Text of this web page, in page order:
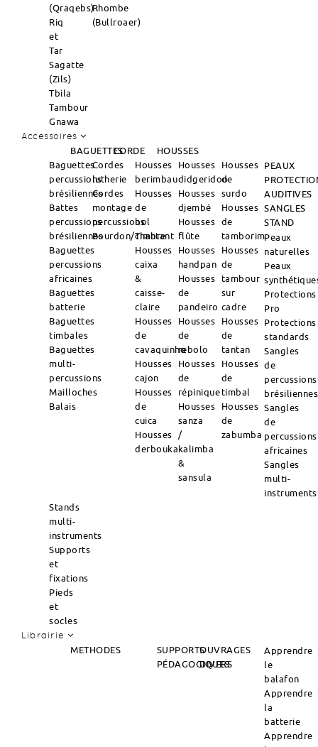
(Qraqebs)
Riq
et
Tar
Sagatte
(Zils)
Tbila
Tambour
Gnawa
Rhombe
(Bullroaer)
Accessoires
BAGUETTESCORDE
HOUSSES
Baguettes
percussions
brésiliennes
Battes
percussions
brésiliennes
Baguettes
percussions
africaines
Baguettes
batterie
Baguettes
timbales
Baguettes
multi-
percussions
Mailloches
Balais
Cordes
lutherie
Cordes
montage
percussions
Bourdon/Timbre
Housses
berimbau
Housses
de
bol
chantant
Housses
caixa
&
caisse-
claire
Housses
de
cavaquinho
Housses
cajon
Housses
de
cuica
Housses
derbouka
Housses
didgeridoo
Housses
djembé
Housses
flûte
Housses
handpan
Housses
de
pandeiro
Housses
de
rebolo
Housses
de
répinique
Housses
sanza
/
kalimba
&
sansula
Housses
de
surdo
Housses
de
tamborim
Housses
de
tambour
sur
cadre
Housses
de
tantan
Housses
de
timbal
Housses
de
zabumba
PEAUX
AUDITIVES
SANGLES
STAND
Peaux
naturelles
Peaux
Protections
Pro
Protections
standards
Sangles
de
percussions
brésiliennes
Sangles
de
percussions
africaines
Sangles
multi-
instruments
Stands
multi-
instruments
Supports
et
fixations
Pieds
et
socles
Librairie
METHODES
SUPPORTS
PÉDAGOGIQUES
OUVRAGES
DIVERS
Apprendre
le
balafon
Apprendre
la
batterie
Apprendre